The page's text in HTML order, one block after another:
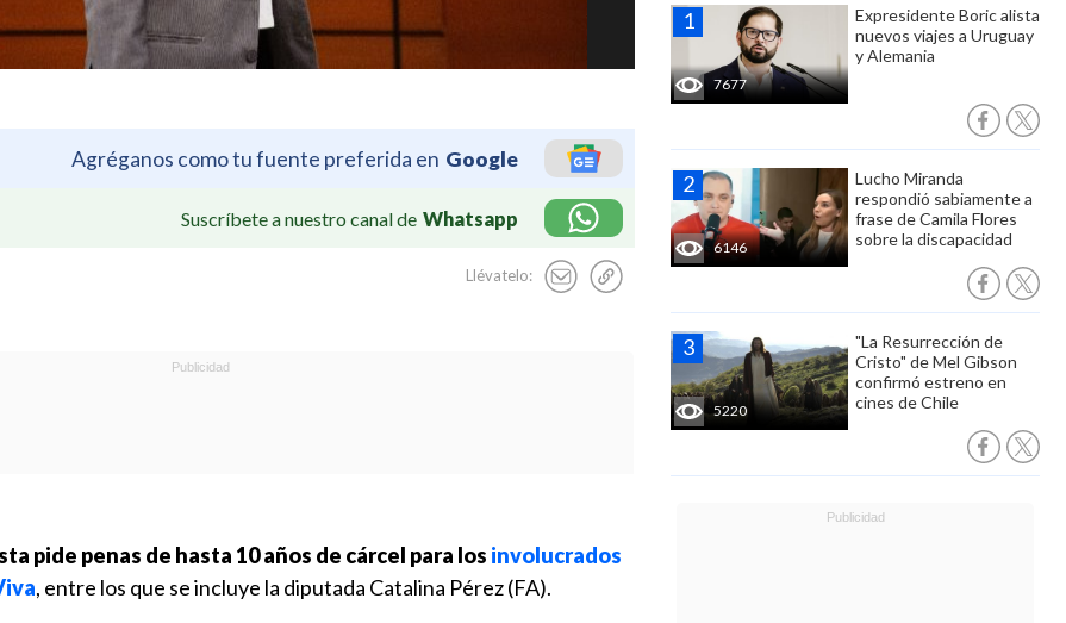
Agréganos como tu fuente preferida en Google
Suscríbete a nuestro canal de Whatsapp
Llévatelo:
7677
Expresidente Boric alista
nuevos viajes a Uruguay
y Alemania
6146
Lucho Miranda
respondió sabiamente a
frase de Camila Flores
sobre la discapacidad
5220
"La Resurrección de
Cristo" de Mel Gibson
confirmó estreno en
cines de Chile
pide penas de hasta 10 años de cárcel para los involucrados
, entre los que se incluye la diputada Catalina Pérez (FA).